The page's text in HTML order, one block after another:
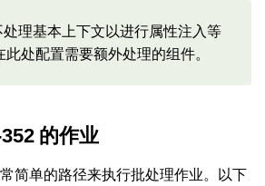
处理基本上下文以进行属性注入等
处配置需要额外处理的组件。
的作业
简单的路径来执行批处理作业。以下